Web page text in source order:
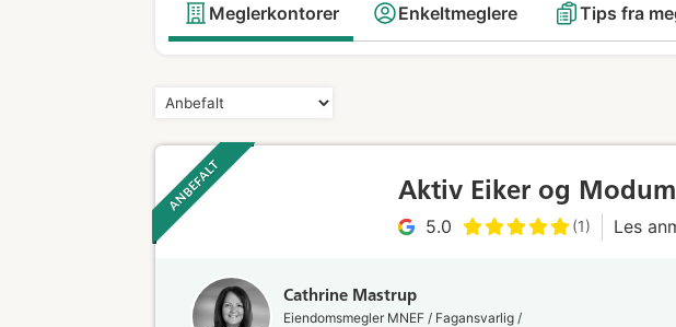
Meglerkontorer Enkeltmeglere Tips fra
ANBEFALT ‎ ‎ ‎ Aktiv Eiker og Modum
5.0 (1) Les
Cathrine Mastrup
Eiendomsmegler MNEF / Fagansvarlig /